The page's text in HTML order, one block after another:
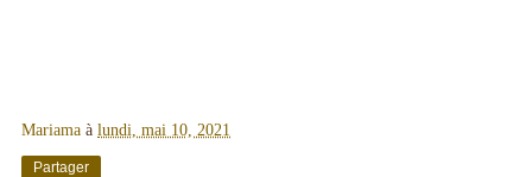
Mariama à lundi, mai 10, 2021
Partager